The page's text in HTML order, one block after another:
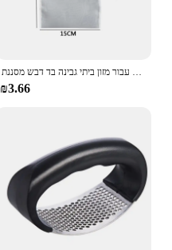
ניילון שקיות מסנן שקיות חלב ירקות מסננת מסננת מסנן תה שקית מטבח גאדג 'טים עבור מזון ביתי גבינה בד דבש מסננת
₪3.66